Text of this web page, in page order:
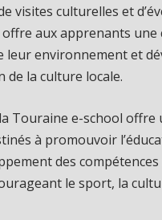
visites culturelles et
offre aux apprenants
leur environnement et
de la culture locale.
Touraine e-school offre
à promouvoir
des
le sport, la